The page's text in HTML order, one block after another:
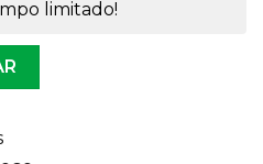
limitado!
quantidade